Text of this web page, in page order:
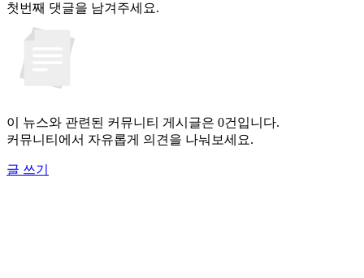
첫번째 댓글을 남겨주세요.
이 뉴스와 관련된 커뮤니티 게시글은 0건입니다.
커뮤니티에서 자유롭게 의견을 나눠보세요.
글 쓰기